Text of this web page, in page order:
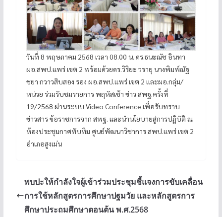
วันที่ 8 พฤษภาคม 2568 เวลา 08.00 น. ดร.ธนะณัช อินทา
ผอ.สพป.แพร่ เขต 2 พร้อมด้วยดร.วิริยะ วรายุ นางพิมพ์ณัฐ
ชยา กวาวสิบสอง รอง ผอ.สพป.แพร่ เขต 2 และผอ.กลุ่ม/
หน่วย ร่วมรับชมรายการ พฤหัสเช้า ข่าว สพฐ.ครั้งที่
19/2568 ผ่านระบบ Video Conference เพื่อรับทราบ
ข่าวสาร ข้อราชการจาก สพฐ. และนำนโยบายสู่การปฏิบัติ ณ
ห้องประชุมกาศทับทิม ศูนย์พัฒนาวิชาการ สพป.แพร่ เขต 2
อำเภอสูงเม่น
พบปะให้กำลังใจผู้เข้าร่วมประชุมชี้แจงการขับเคลื่อน
การใช้หลักสูตรการศึกษาปฐมวัย และหลักสูตรการ
ศึกษาประถมศึกษาตอนต้น พ.ศ.2568